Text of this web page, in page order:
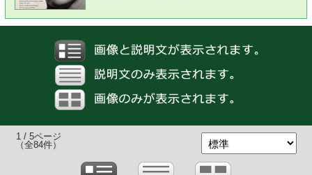
1 / 5ページ
（全84件）